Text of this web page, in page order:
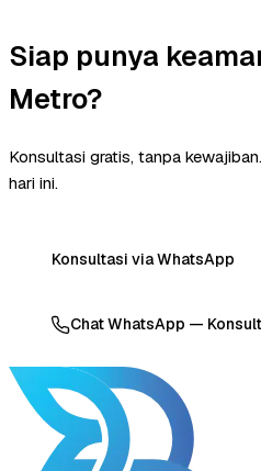
Siap punya
Metro?
Konsultasi gratis, tanpa
hari ini.
Konsultasi via WhatsApp
Chat WhatsApp —